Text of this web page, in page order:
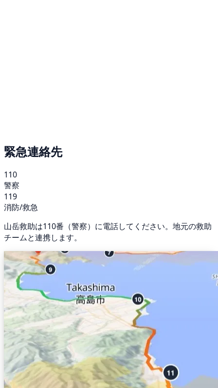
緊急連絡先
110
警察
119
消防/救急
山岳救助は110番（警察）に電話してください。地元の救助
チームと連携します。